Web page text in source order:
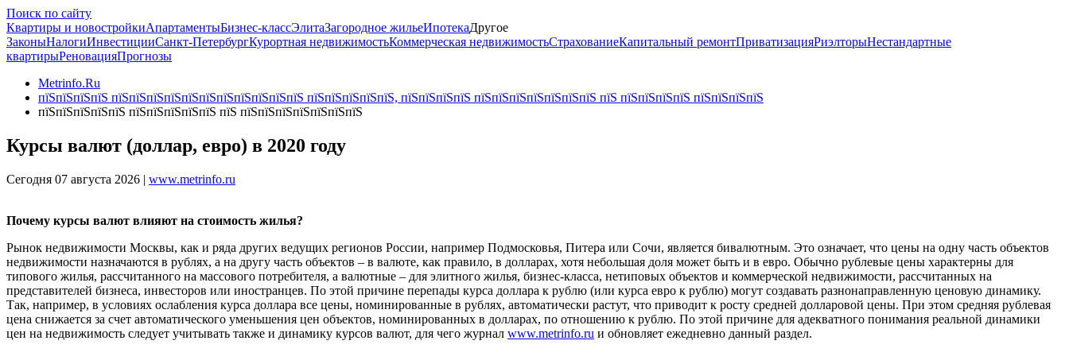
Поиск по сайту
Квартиры и новостройкиАпартаментыБизнес-классЭлитаЗагородное жильеИпотекаДругое
ЗаконыНалогиИнвестицииСанкт-ПетербургКурортная недвижимостьКоммерческая недвижимостьСтрахованиеКапитальный ремонтПриватизацияРиэлторыНестандартные
квартирыРеновацияПрогнозы
Metrinfo.Ru
пїЅпїЅпїЅпїЅ пїЅпїЅпїЅпїЅпїЅпїЅпїЅпїЅпїЅпїЅпїЅ пїЅпїЅпїЅпїЅпїЅ, пїЅпїЅпїЅпїЅ пїЅпїЅпїЅпїЅпїЅпїЅпїЅ пїЅ пїЅпїЅпїЅпїЅ пїЅпїЅпїЅпїЅ
пїЅпїЅпїЅпїЅпїЅ пїЅпїЅпїЅпїЅпїЅ пїЅ пїЅпїЅпїЅпїЅпїЅпїЅпїЅ
Курсы валют (доллар, евро) в 2020 году
Сегодня 07 августа 2026 | www.metrinfo.ru
Почему курсы валют влияют на стоимость жилья?
Рынок недвижимости Москвы, как и ряда других ведущих регионов России, например Подмосковья, Питера или Сочи, является бивалютным. Это означает, что цены на одну часть объектов
недвижимости назначаются в рублях, а на другу часть объектов – в валюте, как правило, в долларах, хотя небольшая доля может быть и в евро. Обычно рублевые цены характерны для
типового жилья, рассчитанного на массового потребителя, а валютные – для элитного жилья, бизнес-класса, нетиповых объектов и коммерческой недвижимости, рассчитанных на
представителей бизнеса, инвесторов или иностранцев. По этой причине перепады курса доллара к рублю (или курса евро к рублю) могут создавать разнонаправленную ценовую динамику.
Так, например, в условиях ослабления курса доллара все цены, номинированные в рублях, автоматически растут, что приводит к росту средней долларовой цены. При этом средняя рублевая
цена снижается за счет автоматического уменьшения цен объектов, номинированных в долларах, по отношению к рублю. По этой причине для адекватного понимания реальной динамики
цен на недвижимость следует учитывать также и динамику курсов валют, для чего журнал www.metrinfo.ru и обновляет ежедневно данный раздел.